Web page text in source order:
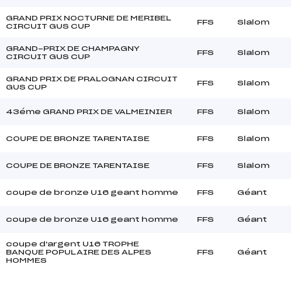
GRAND PRIX NOCTURNE DE MERIBEL
CIRCUIT GUS CUP
FFS Slalom
GRAND-PRIX DE CHAMPAGNY
CIRCUIT GUS CUP
FFS Slalom
GRAND PRIX DE PRALOGNAN CIRCUIT
GUS CUP
FFS Slalom
43éme GRAND PRIX DE VALMEINIER FFS Slalom
COUPE DE BRONZE TARENTAISE FFS Slalom
COUPE DE BRONZE TARENTAISE FFS Slalom
coupe de bronze U16 geant homme FFS Géant
coupe de bronze U16 geant homme FFS Géant
coupe d'argent U16 TROPHE
BANQUE POPULAIRE DES ALPES
HOMMES
FFS Géant